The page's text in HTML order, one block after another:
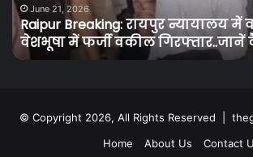
वेशभूषा
फर्जी
वकील
June 21, 2026
Raipur Breaking: रायपुर न्यायालय
वेशभूषा में फर्जी वकील
© Copyright 2026, All Rights Reserved |
Home
About Us Contact